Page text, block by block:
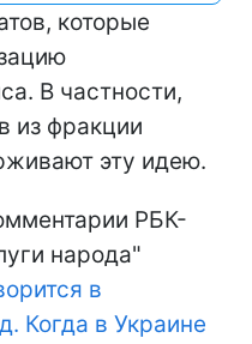
которые
В частности,
из фракции
эту идею.
РБК-
народа"
в
Когда в Украине